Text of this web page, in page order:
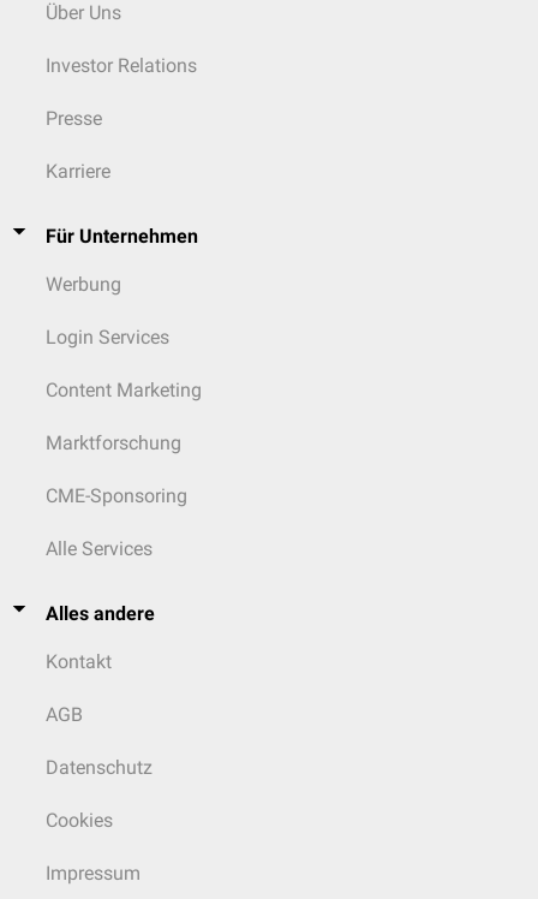
Über Uns
Investor Relations
Presse
Karriere
Für Unternehmen
Werbung
Login Services
Content Marketing
Marktforschung
CME-Sponsoring
Alle Services
Alles andere
Kontakt
AGB
Datenschutz
Cookies
Impressum